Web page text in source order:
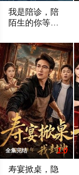
我是陪诊，陪
陌生的你等一
全集完结 1.0
寿宴掀桌，隐